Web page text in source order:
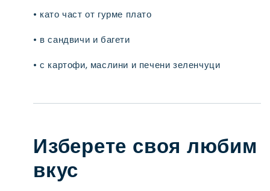
• като част от гурме плато
• в сандвичи и багети
• с картофи, маслини и печени зеленчуци
Изберете своя любим
вкус